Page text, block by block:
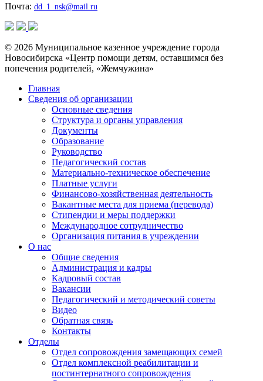
Почта: dd_1_nsk@mail.ru
© 2026 Муниципальное казенное учреждение города
Новосибирска «Центр помощи детям, оставшимся без
попечения родителей, «Жемчужина»
Главная
Сведения об организации
Основные сведения
Структура и органы управления
Документы
Образование
Руководство
Педагогический состав
Материально-техническое обеспечение
Платные услуги
Финансово-хозяйственная деятельность
Вакантные места для приема (перевода)
Стипендии и меры поддержки
Международное сотрудничество
Организация питания в учреждении
О нас
Общие сведения
Администрация и кадры
Кадровый состав
Вакансии
Педагогический и методический советы
Видео
Обратная связь
Контакты
Отделы
Отдел сопровождения замещающих семей
Отдел комплексной реабилитации и
постинтернатного сопровождения